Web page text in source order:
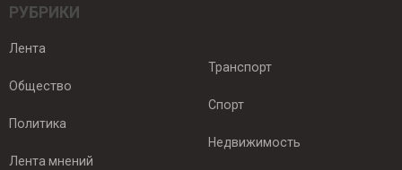
РУБРИКИ
Лента
Общество
Политика
Лента мнений
Транспорт
Спорт
Недвижимость